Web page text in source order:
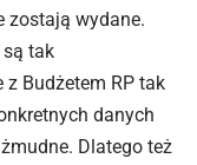
zostają wydane.
są tak
Budżetem RP tak
danych
Dlatego też